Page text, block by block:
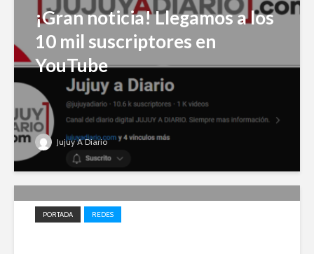
¡Gran noticia! Llegamos a los
10 mil suscriptores en
YouTube
Jujuy A Diario
PORTADA REDES